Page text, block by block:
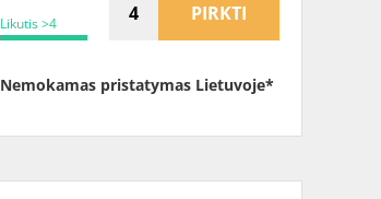
Likutis >4 PIRKTI
Nemokamas pristatymas Lietuvoje*